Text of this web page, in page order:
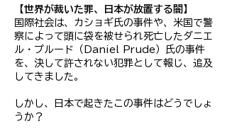
【世界が裁いた罪、日本が放置する闇】
国際社会は、カショギ氏の事件や、米国で警
察によって頭に袋を被せられ死亡したダニエ
ル・プルード（Daniel Prude）氏の事件
を、決して許されない犯罪として報じ、追及
してきました。
しかし、日本で起きたこの事件はどうでしょ
うか？